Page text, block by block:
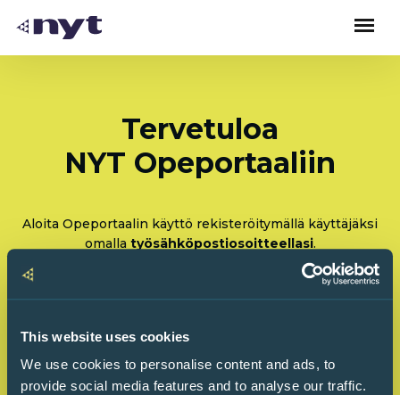
This website uses cookies
We use cookies to personalise content and ads, to
provide social media features and to analyse our traffic.
Tervetuloa
NYT Opeportaaliin
Aloita Opeportaalin käyttö rekisteröitymällä käyttäjäksi
omalla työsähköpostiosoitteellasi.
Rekisteröidy: Olen tulossa käyttämään Opeportaalia
ensimmäistä kertaa
Kirjaudu sisään: Olen käyttänyt Opeportaalia
ennenkin